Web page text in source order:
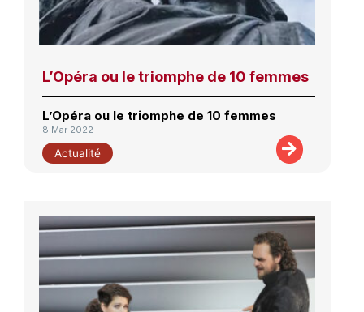
L’Opéra ou le triomphe de 10 femmes
L’Opéra ou le triomphe de 10 femmes
8 Mar 2022
Actualité